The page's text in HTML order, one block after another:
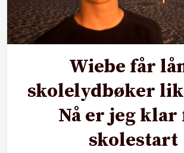
Wiebe får
skolelydbøker
Nå er jeg
skolestart